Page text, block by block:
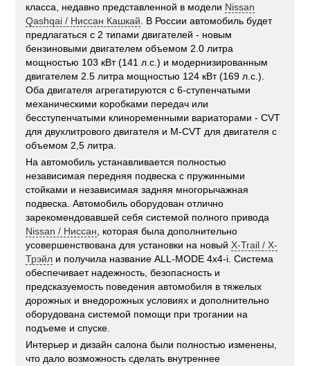
класса, недавно представленной в модели Nissan
Qashqai / Ниссан Кашкай . В России автомобиль будет
предлагаться с 2 типами двигателей - новым
бензиновыми двигателем объемом 2.0 литра
мощностью 103 кВт (141 л.с.) и модернизированным
двигателем 2.5 литра мощностью 124 кВт (169 л.с.).
Оба двигателя агрегатируются с 6-ступенчатыми
механическими коробками передач или
бесступенчатыми клиноременными вариаторами - CVT
для двухлитрового двигателя и M-CVT для двигателя с
объемом 2,5 литра.
На автомобиль устанавливается полностью
независимая передняя подвеска с пружинными
стойками и независимая задняя многорычажная
подвеска. Автомобиль оборудован отлично
зарекомендовавшей себя системой полного привода
Nissan / Ниссан , которая была дополнительно
усовершенствована для установки на новый X-Trail / Х-
Трэйл и получила название ALL-MODE 4x4-i. Система
обеспечивает надежность, безопасность и
предсказуемость поведения автомобиля в тяжелых
дорожных и внедорожных условиях и дополнительно
оборудована системой помощи при трогании на
подъеме и спуске.
Интерьер и дизайн салона были полностью изменены,
что дало возможность сделать внутреннее